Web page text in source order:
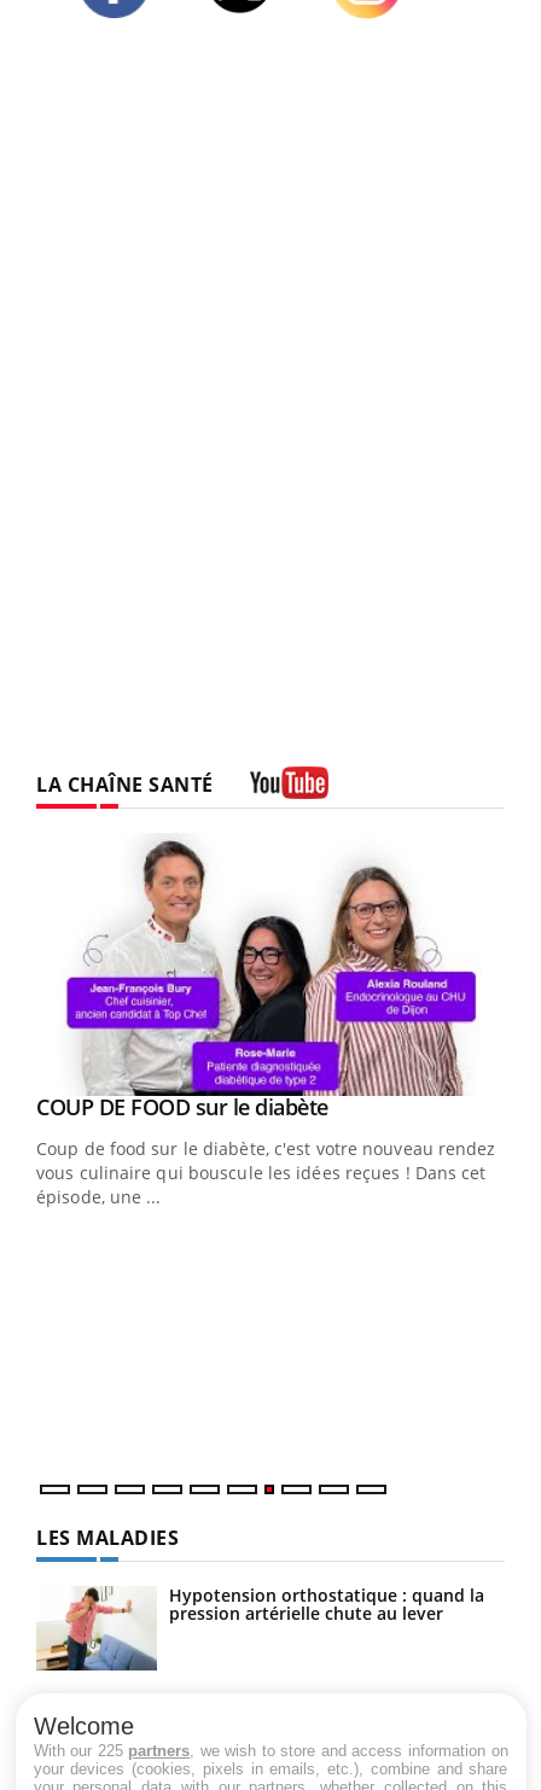
LA CHAÎNE SANTÉ
Youtube
COUP DE FOOD sur le diabèteYoutube
Coup de food sur le diabète, c'est votre nouveau rendez-
vous culinaire qui bouscule les idées reçues ! Dans cet
épisode, une ...
LES MALADIES
Hypotension orthostatique : quand la
pression artérielle chute au lever
Welcome
With our 225 partners , we wish to store and access information on
your devices (cookies, pixels in emails, etc.), combine and share
your personal data with our partners, whether collected on this